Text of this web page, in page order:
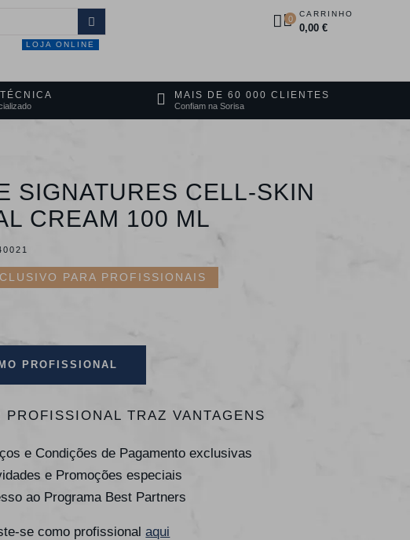
0 CARRINHO
0,00 €
LOJA ONLINE
MAIS DE 60 000 CLIENTES
Confiam na Sorisa
SIGNATURES CELL-SKIN
CREAM 100 ML
PARA PROFISSIONAIS
PROFISSIONAL
PROFISSIONAL TRAZ VANTAGENS
e Condições de Pagamento exclusivas
e Promoções especiais
ao Programa Best Partners
se como profissionalaqui